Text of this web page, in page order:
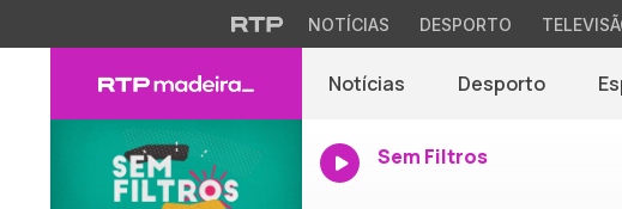
NOTÍCIAS DESPORTO
Notícias Desporto
Sem Filtros